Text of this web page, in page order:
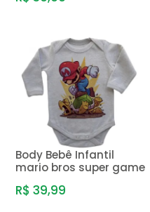
Body Bebê Infantil
mario bros super game
R$ 39,99